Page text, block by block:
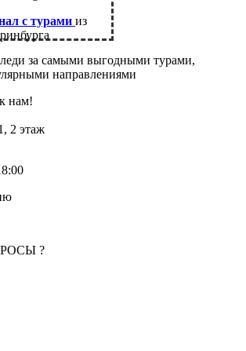
с турами из
за самыми выгодными турами,
направлениями
нам!
2 этаж
?